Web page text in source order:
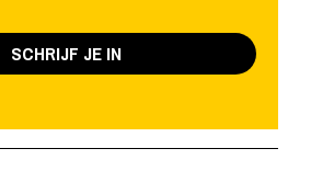
SCHRIJF JE IN